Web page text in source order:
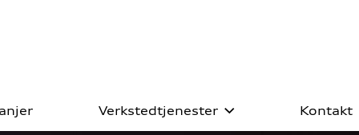
Verkstedtjenester Kontakt